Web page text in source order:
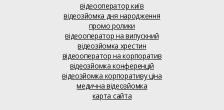
відеооператор київ
відеозйомка дня народження
промо ролики
відеооператор на випускний
відеозйомка хрестин
відеооператор на корпоратив
відеозйомка конференцій
відеозйомка корпоративу ціна
медична відеозйомка
карта сайта